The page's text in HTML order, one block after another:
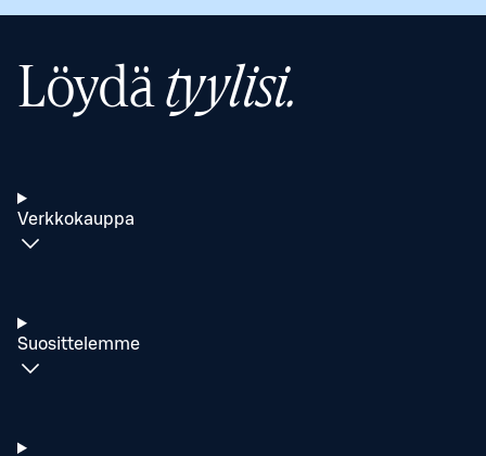
Löydätyylisi.
Verkkokauppa
Suosittelemme